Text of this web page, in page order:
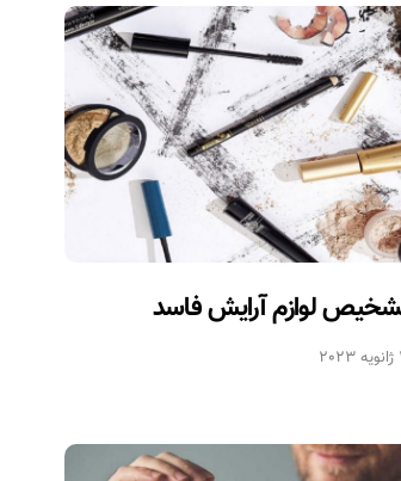
لوازم آرایش فاسد